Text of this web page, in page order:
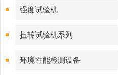
强度试验机
扭转试验机系列
环境性能检测设备